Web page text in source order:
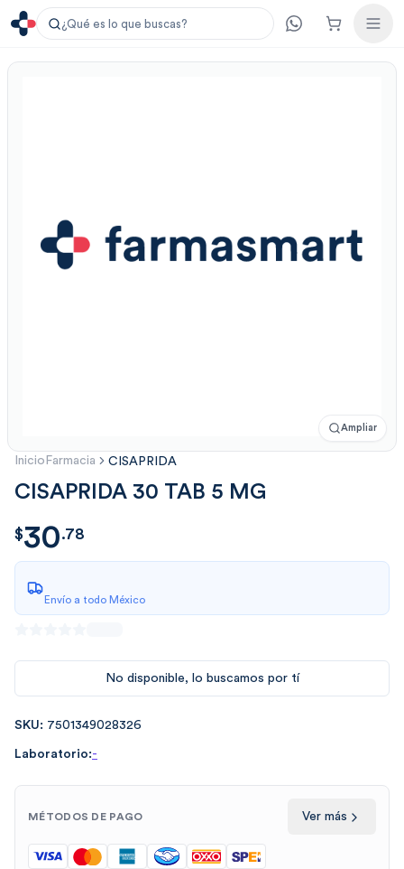
¿Qué es lo que buscas?
Ampliar
Inicio Farmacia CISAPRIDA
CISAPRIDA 30 TAB 5 MG
$30.78
$30.78
Envío a todo México
No disponible, lo buscamos por tí
SKU: 7501349028326
Laboratorio:-
MÉTODOS DE PAGO Ver más